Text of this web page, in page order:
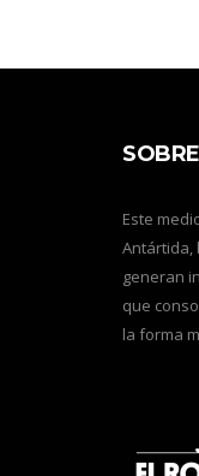
Este
Antártida,
generan
que
la forma